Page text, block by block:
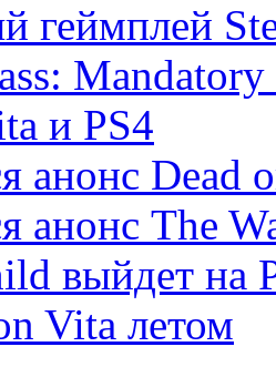
геймплей
и PS4
анонс Dead
анонс The
выйдет на
Vita летом